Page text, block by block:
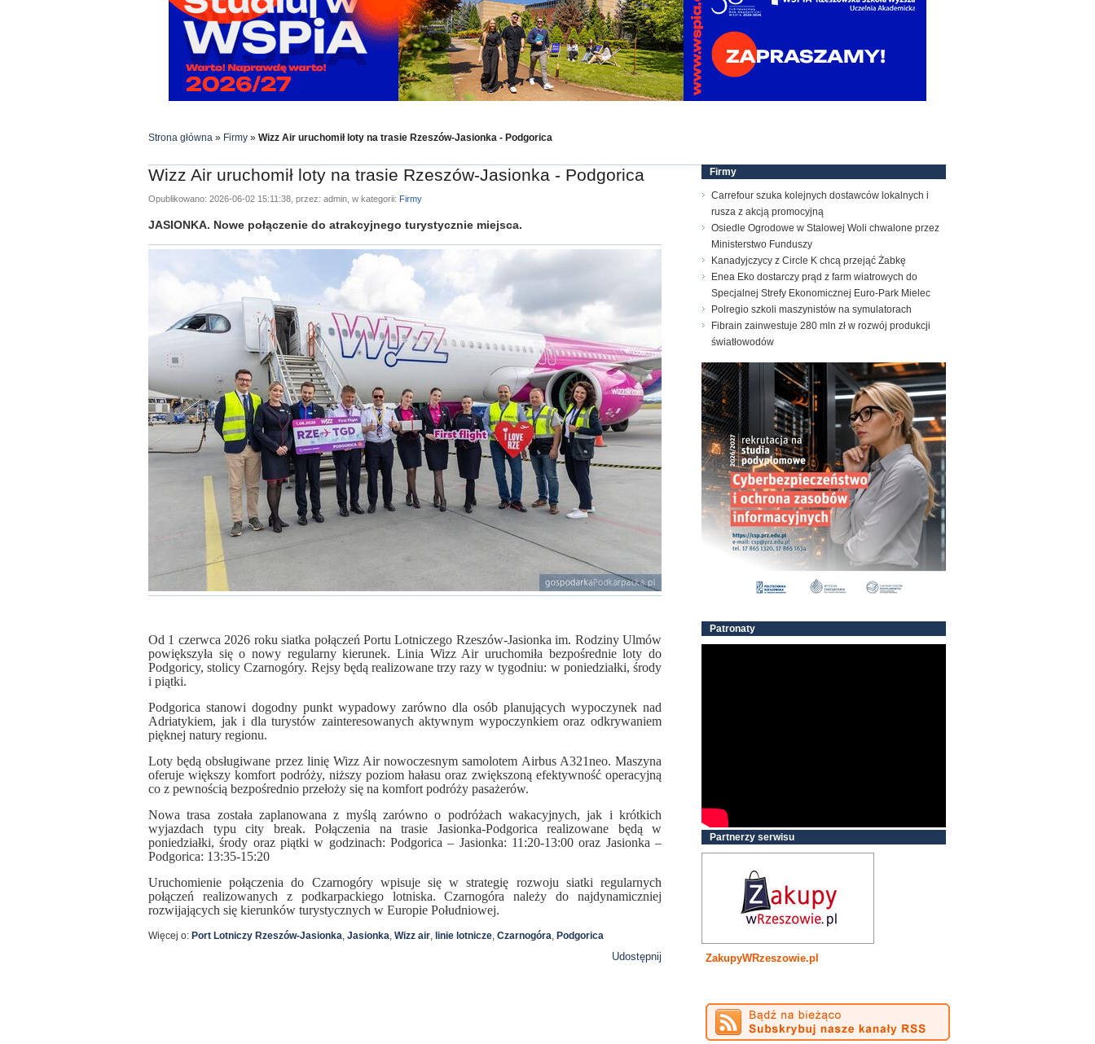
Strona główna » Firmy » Wizz Air uruchomił loty na trasie Rzeszów-Jasionka - Podgorica
Wizz Air uruchomił loty na trasie Rzeszów-Jasionka - Podgorica
Opublikowano: 2026-06-02 15:11:38, przez: admin, w kategorii: Firmy
JASIONKA. Nowe połączenie do atrakcyjnego turystycznie miejsca.
Od 1 czerwca 2026 roku siatka połączeń Portu Lotniczego Rzeszów-Jasionka im. Rodziny Ulmów
powiększyła się o nowy regularny kierunek. Linia Wizz Air uruchomiła bezpośrednie loty do
Podgoricy, stolicy Czarnogóry. Rejsy będą realizowane trzy razy w tygodniu: w poniedziałki, środy
i piątki.
Podgorica stanowi dogodny punkt wypadowy zarówno dla osób planujących wypoczynek nad
Adriatykiem, jak i dla turystów zainteresowanych aktywnym wypoczynkiem oraz odkrywaniem
pięknej natury regionu.
Loty będą obsługiwane przez linię Wizz Air nowoczesnym samolotem Airbus A321neo. Maszyna
oferuje większy komfort podróży, niższy poziom hałasu oraz zwiększoną efektywność operacyjną
co z pewnością bezpośrednio przełoży się na komfort podróży pasażerów.
Nowa trasa została zaplanowana z myślą zarówno o podróżach wakacyjnych, jak i krótkich
wyjazdach typu city break. Połączenia na trasie Jasionka-Podgorica realizowane będą w
poniedziałki, środy oraz piątki w godzinach: Podgorica – Jasionka: 11:20-13:00 oraz Jasionka –
Podgorica: 13:35-15:20
Uruchomienie połączenia do Czarnogóry wpisuje się w strategię rozwoju siatki regularnych
połączeń realizowanych z podkarpackiego lotniska. Czarnogóra należy do najdynamiczniej
rozwijających się kierunków turystycznych w Europie Południowej.
Więcej o: Port Lotniczy Rzeszów-Jasionka, Jasionka, Wizz air, linie lotnicze, Czarnogóra, Podgorica
Udostępnij
Firmy
Carrefour szuka kolejnych dostawców lokalnych i
rusza z akcją promocyjną
Osiedle Ogrodowe w Stalowej Woli chwalone przez
Ministerstwo Funduszy
Kanadyjczycy z Circle K chcą przejąć Żabkę
Enea Eko dostarczy prąd z farm wiatrowych do
Specjalnej Strefy Ekonomicznej Euro-Park Mielec
Polregio szkoli maszynistów na symulatorach
Fibrain zainwestuje 280 mln zł w rozwój produkcji
światłowodów
Patronaty
Partnerzy serwisu
ZakupyWRzeszowie.pl